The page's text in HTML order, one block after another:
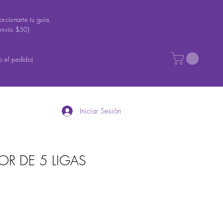
tu guía.
$50)
el pedido)
Iniciar Sesión
DE 5 LIGAS